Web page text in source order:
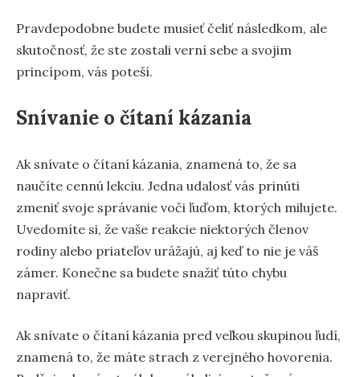
Pravdepodobne budete musieť čeliť následkom, ale
skutočnosť, že ste zostali verní sebe a svojim
princípom, vás poteší.
Snívanie o čítaní kázania
Ak snívate o čítaní kázania, znamená to, že sa
naučíte cennú lekciu. Jedna udalosť vás prinúti
zmeniť svoje správanie voči ľuďom, ktorých milujete.
Uvedomíte si, že vaše reakcie niektorých členov
rodiny alebo priateľov urážajú, aj keď to nie je váš
zámer. Konečne sa budete snažiť túto chybu
napraviť.
Ak snívate o čítaní kázania pred veľkou skupinou ľudí,
znamená to, že máte strach z verejného hovorenia.